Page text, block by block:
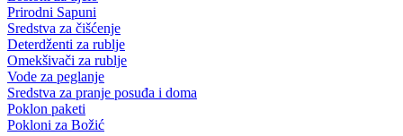
Prirodni Sapuni
Sredstva za čišćenje
Deterdženti za rublje
Omekšivači za rublje
Vode za peglanje
Sredstva za pranje posuđa i doma
Poklon paketi
Pokloni za Božić